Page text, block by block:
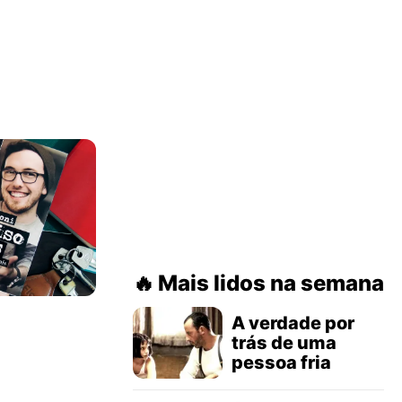
Mais lidos na semana
A verdade por
trás de uma
pessoa fria